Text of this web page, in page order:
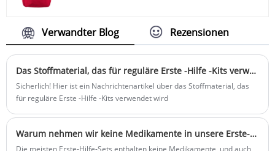
Logo-Druck: Unterstützung der
Anpassung: Einschließlich Seidendruck,
Wärmeübertragung usw.
Qualitätsanforderungen und -vorschriften
jedes Marktes und wenden strenge
Qualitätskontrollmaßnahmen an, um
sicherzustellen, dass die Qualität jedes
entspricht. Dies umfasst alles von der
Auswahl der Rohstoffe über die
Überwachung des Produktionsprozesses
bis hin zur Inspektion und Prüfung des
Verwandter Blog Rezensionen
Das Stoffmaterial, das für reguläre Erste -Hilfe -Kits verwendet wird
Sicherlich! Hier ist ein Nachrichtenartikel über das Stoffmaterial, das
für reguläre Erste -Hilfe -Kits verwendet wird
Warum nehmen wir keine Medikamente in unsere Erste-Hilfe-Sets auf?
Die meisten Erste-Hilfe-Sets enthalten keine Medikamente, und auch